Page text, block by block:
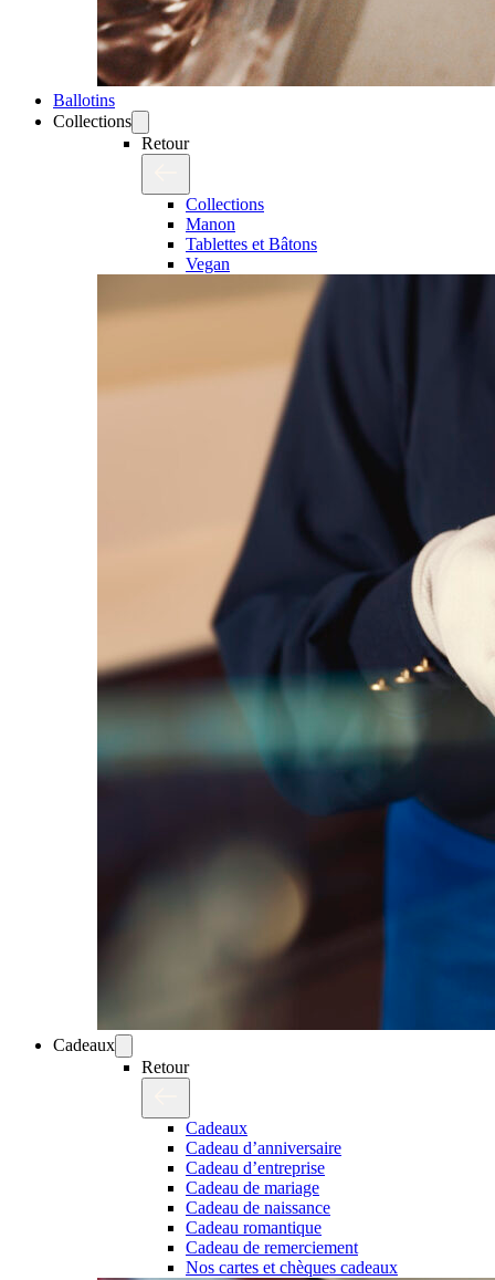
Ballotins
Collections
Retour
Collections
Manon
Tablettes et Bâtons
Vegan
Cadeaux
Retour
Cadeaux
Cadeau d’anniversaire
Cadeau d’entreprise
Cadeau de mariage
Cadeau de naissance
Cadeau romantique
Cadeau de remerciement
Nos cartes et chèques cadeaux